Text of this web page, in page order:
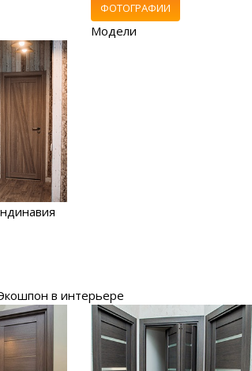
ФОТОГРАФИИ
Модели
в интерьере